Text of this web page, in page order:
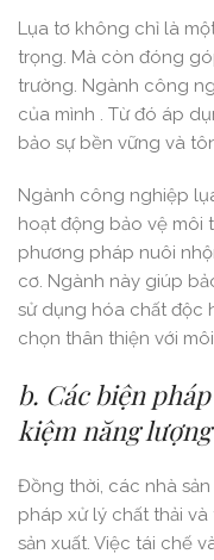
Lụa tơ không chỉ là
trọng. Mà còn đóng
trường. Ngành công
của mình . Từ đó áp
bảo sự bền vững và
Ngành công nghiệp
hoạt động bảo vệ môi
phương pháp nuôi
cơ. Ngành này giúp
sử dụng hóa chất độc
chọn thân thiện với
b. Các biện
kiệm năng
Đồng thời, các nhà
pháp xử lý chất thải
sản xuất. Việc tái chế